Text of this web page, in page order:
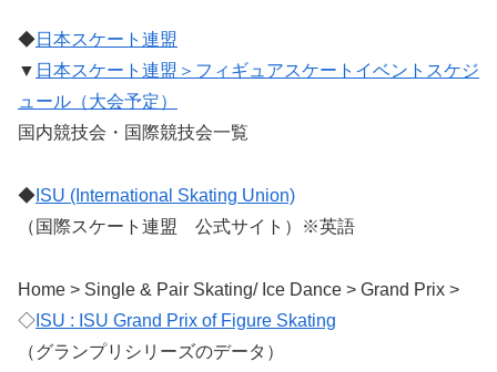
◆日本スケート連盟
▼ 日本スケート連盟＞フィギュアスケートイベントスケジ
ュール（大会予定）
国内競技会・国際競技会一覧
◆ ISU (International Skating Union)
（国際スケート連盟 公式サイト）※英語
Home > Single & Pair Skating/ Ice Dance > Grand Prix >
◇ ISU : ISU Grand Prix of Figure Skating
（グランプリシリーズのデータ）